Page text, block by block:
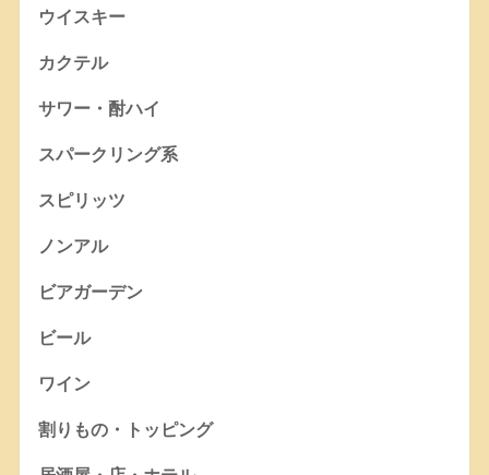
ウイスキー
カクテル
サワー・酎ハイ
スパークリング系
スピリッツ
ノンアル
ビアガーデン
ビール
ワイン
割りもの・トッピング